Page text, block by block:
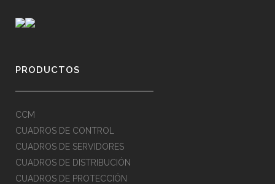
PRODUCTOS
CCM
CUADROS DE CONTROL
CUADROS DE SERVIDORES
CUADROS DE DISTRIBUCIÓN
CUADROS DE PROTECCIÓN